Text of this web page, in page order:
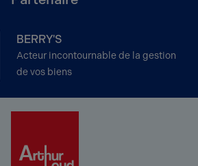
BERRY'S
Acteur incontournable de la gestion
de vos biens